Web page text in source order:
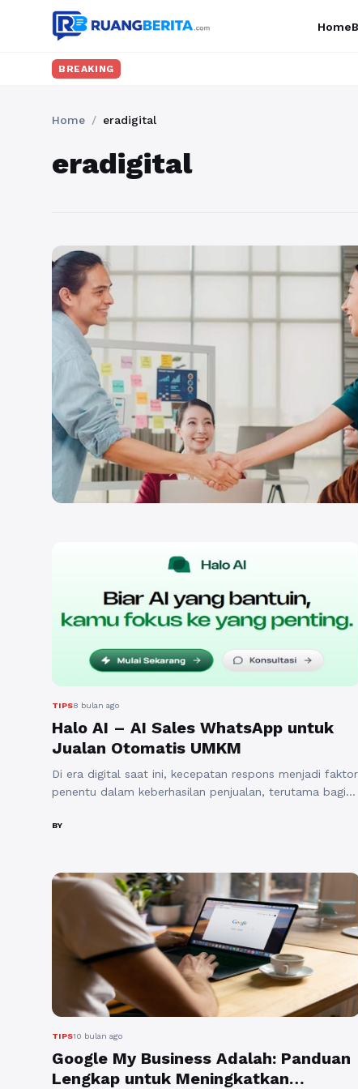
Home
BREAKING
Home / eradigital
eradigital
TIPS8 bulan ago
Halo AI – AI Sales WhatsApp untuk
Jualan Otomatis UMKM
Di era digital saat ini, kecepatan respons menjadi faktor
penentu dalam keberhasilan penjualan, terutama bagi
bisnis yang membalas chat dengan cepat, informatif,
pengelolaan yang tidak sederhana. Di sinilah Halo AI –
AI Sales WhatsApp hadir ...Baca Selengkapnya
BY
TIPS10 bulan ago
Google My Business Adalah: Panduan
Lengkap untuk Meningkatkan